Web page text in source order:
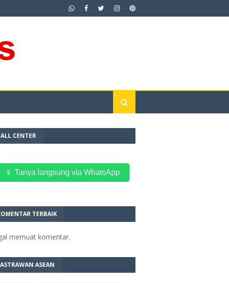
CENTER
📱 Tanya langsung via WhatsApp
TERBAIK
memuat komentar.
ASEAN